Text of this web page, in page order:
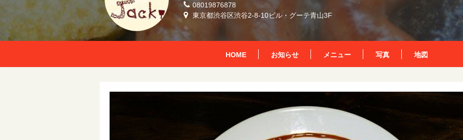
08019876878
東京都渋谷区渋谷2-8-10ビル・グーテ青山3F
HOME お知らせ メニュー 写真 地図